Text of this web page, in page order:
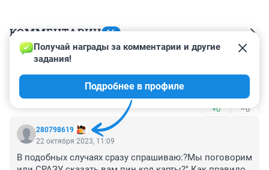
КОММЕНТАРИИ 16
Гость
мамонты не переведутся никогда
+0 –0
280798619
Получай награды за комментарии и другие
задания!
Подробнее в профиле
22 октября 2023, 11:09
В подобных случаях сразу спрашиваю:?Мы поговорим